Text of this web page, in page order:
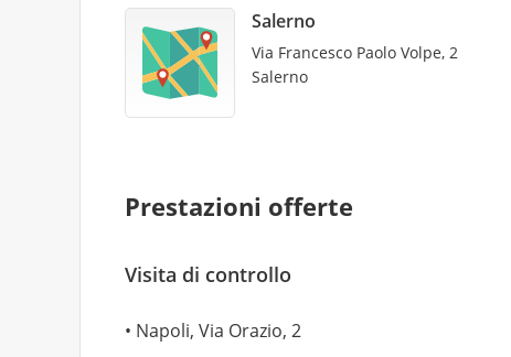
Salerno
Via Francesco Paolo Volpe, 2
Salerno
Prestazioni offerte
Visita di controllo
Napoli, Via Orazio, 2